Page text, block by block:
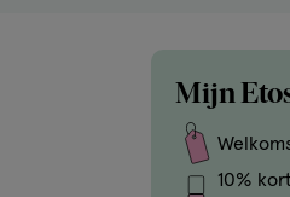
Mijn
10%